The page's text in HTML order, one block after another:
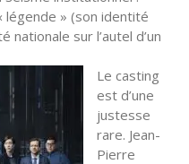
légende » (son identité
nationale sur l’autel d’un
Le casting
est d’une
justesse
rare. Jean-
Pierre